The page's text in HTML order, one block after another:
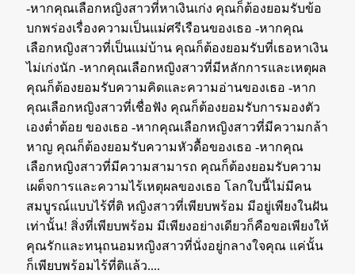
-หากคุณเลือกหญิงสาวที่หาเงินเก่ง คุณก็ต้องยอมรับข้อ
บกพร่องเรื่องความเป็นแม่ศรีเรือนของเธอ -หากคุณ
เลือกหญิงสาวที่เป็นแม่บ้าน คุณก็ต้องยอมรับที่เธอหาเงิน
ไม่เก่งนัก -หากคุณเลือกหญิงสาวที่มีหลักการและเหตุผล
คุณก็ต้องยอมรับความคิดและความอ่านของเธอ -หาก
คุณเลือกหญิงสาวที่เชื่อฟัง คุณก็ต้องยอมรับการมองตัว
เองต่ำต้อย ของเธอ -หากคุณเลือกหญิงสาวที่มีความกล้า
หาญ คุณก็ต้องยอมรับความหัวดื้อของเธอ -หากคุณ
เลือกหญิงสาวที่มีความสามารถ คุณก็ต้องยอมรับความ
เผด็จการและความไร้เหตุผลของเธอ โลกใบนี้ไม่มีคน
สมบูรณ์แบบไร้ที่ติ หญิงสาวที่เพียบพร้อม มีอยู่เพียงในฝัน
เท่านั้น! สิ่งที่เพียบพร้อม มีเพียงอย่างเดียวก็คือขอเพียงให้
คุณรักและทนุถนอมหญิงสาวที่นั่งอยู่กลางใจคุณ แค่นั้น
ก็เพียบพร้อมไร้ที่ติแล้ว....